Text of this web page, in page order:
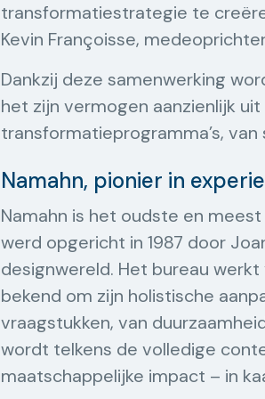
transformatiestrategie te
Kevin Françoisse,
Dankzij deze samenwerking
het zijn vermogen aanzienlijk
transformatieprogramma’s,
Namahn, pionier in
Namahn is het oudste en
werd opgericht in 1987 door
designwereld. Het bureau
bekend om zijn holistische
vraagstukken, van
wordt telkens de volledige
maatschappelijke impact – in